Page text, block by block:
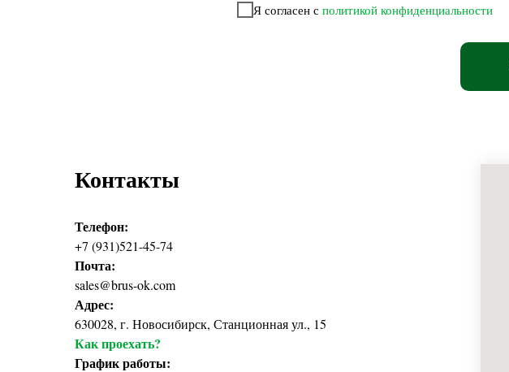
Я согласен с политикой конфиденциальности
Контакты
Телефон:
+7 (931)521-45-74
Почта:
sales@brus-ok.com
Адрес:
630028, г. Новосибирск, Станционная ул., 15
Как проехать?
График работы: